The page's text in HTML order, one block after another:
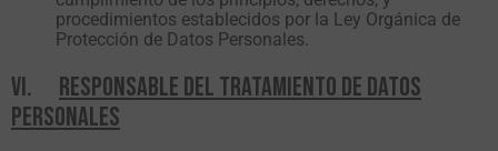
procedimientos establecidos por la Ley Orgánica de
Protección de Datos Personales.
VI. RESPONSABLE DEL TRATAMIENTO DE DATOS
PERSONALES